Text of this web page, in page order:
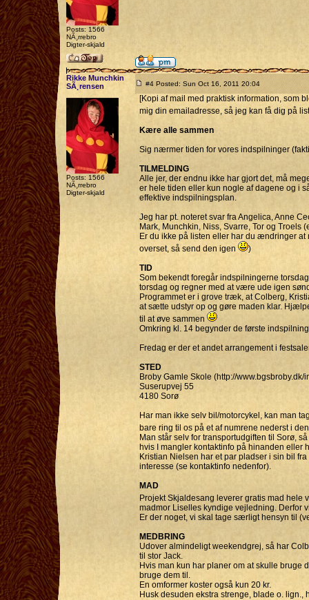
Posts: 1566
NÃ¸rrebro
Digter-skjald
Rikke Munchkin
SÃ¸rensen
Posts: 1566
NÃ¸rrebro
Digter-skjald
#4 Posted: Sun Oct 16, 2011 20:04
[Kopi af mail med praktisk information, som
mig din emailadresse, så jeg kan få dig på
Kære alle sammen
Sig nærmer tiden for vores indspilninger
TILMELDING
Alle jer, der endnu ikke har gjort det, må
er hele tiden eller kun nogle af dagene og i
effektive indspilningsplan.
Jeg har pt. noteret svar fra Angelica, Anne
Mark, Munchkin, Niss, Svarre, Tor og Troels
Er du ikke på listen eller har du ændringer
overset, så send den igen
)
TID
Som bekendt foregår indspilningerne
torsdag og regner med at være ude igen
Programmet er i grove træk, at Colberg,
at sætte udstyr op og gøre maden klar.
til at øve sammen
Omkring kl. 14 begynder de første
Fredag er der et andet arrangement i
STED
Broby Gamle Skole (http://www.bgsbroby.dk/
Suserupvej 55
4180 Sorø
Har man ikke selv bil/motorcykel, kan man
bare ring til os på et af numrene nederst i
Man står selv for transportudgiften til Sorø,
hvis I mangler kontaktinfo på hinanden eller
Kristian Nielsen har et par pladser i sin bil
interesse (se kontaktinfo nedenfor).
MAD
Projekt Skjaldesang leverer gratis mad
madmor Liselles kyndige vejledning. Derfor
Er der noget, vi skal tage særligt hensyn til
MEDBRING
Udover almindeligt weekendgrej, så har
til stor Jack.
Hvis man kun har planer om at skulle bruge
bruge dem til.
En omformer koster også kun 20 kr.
Husk desuden ekstra strenge, blade o. lign.,